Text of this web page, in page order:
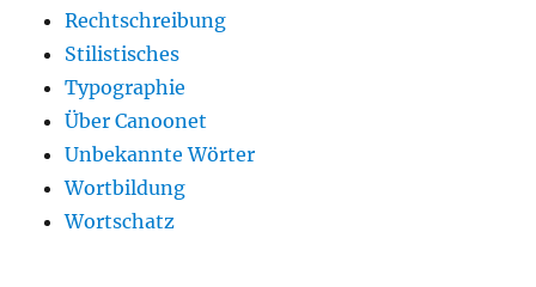
Rechtschreibung
Stilistisches
Typographie
Über Canoonet
Unbekannte Wörter
Wortbildung
Wortschatz